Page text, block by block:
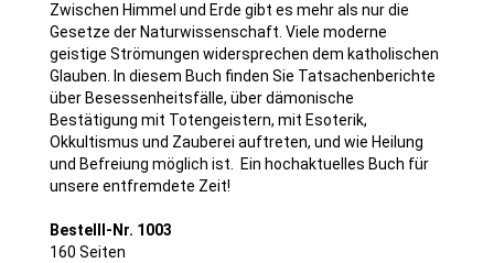
Zwischen Himmel und Erde gibt es mehr als nur die
Gesetze der Naturwissenschaft. Viele moderne
geistige Strömungen widersprechen dem katholischen
Glauben. In diesem Buch finden Sie Tatsachenberichte
über Besessenheitsfälle, über dämonische
Bestätigung mit Totengeistern, mit Esoterik,
Okkultismus und Zauberei auftreten, und wie Heilung
und Befreiung möglich ist. Ein hochaktuelles Buch für
unsere entfremdete Zeit!
Bestelll-Nr. 1003
160 Seiten